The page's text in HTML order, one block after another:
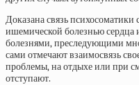
Доказана связь
ишемической болезнью
болезнями, преследующими
сами отмечают взаимосвязь
проблемы, на отдыхе или при
отступают.